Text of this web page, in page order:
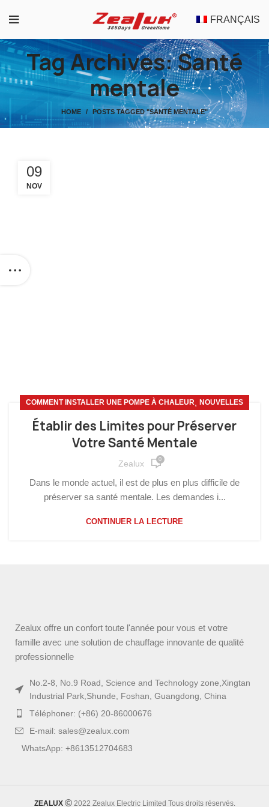
FRANÇAIS
Tag Archives: Santé
mentale
HOME POSTS TAGGED "SANTÉ MENTALE"
09
NOV
COMMENT INSTALLER UNE POMPE À CHALEUR, NOUVELLES
Établir des Limites pour Préserver
Votre Santé Mentale
Zealux 0
Dans le monde actuel, il est de plus en plus difficile de
préserver sa santé mentale. Les demandes i...
CONTINUER LA LECTURE
Zealux offre un confort toute l'année pour vous et votre
famille avec une solution de chauffage innovante de qualité
professionnelle
No.2-8, No.9 Road, Science and Technology zone,Xingtan
Industrial Park,Shunde, Foshan, Guangdong, China
Téléphoner: (+86) 20-86000676
E-mail: sales@zealux.com
WhatsApp: +8613512704683
ZEALUX 2022 Zealux Electric Limited Tous droits réservés.